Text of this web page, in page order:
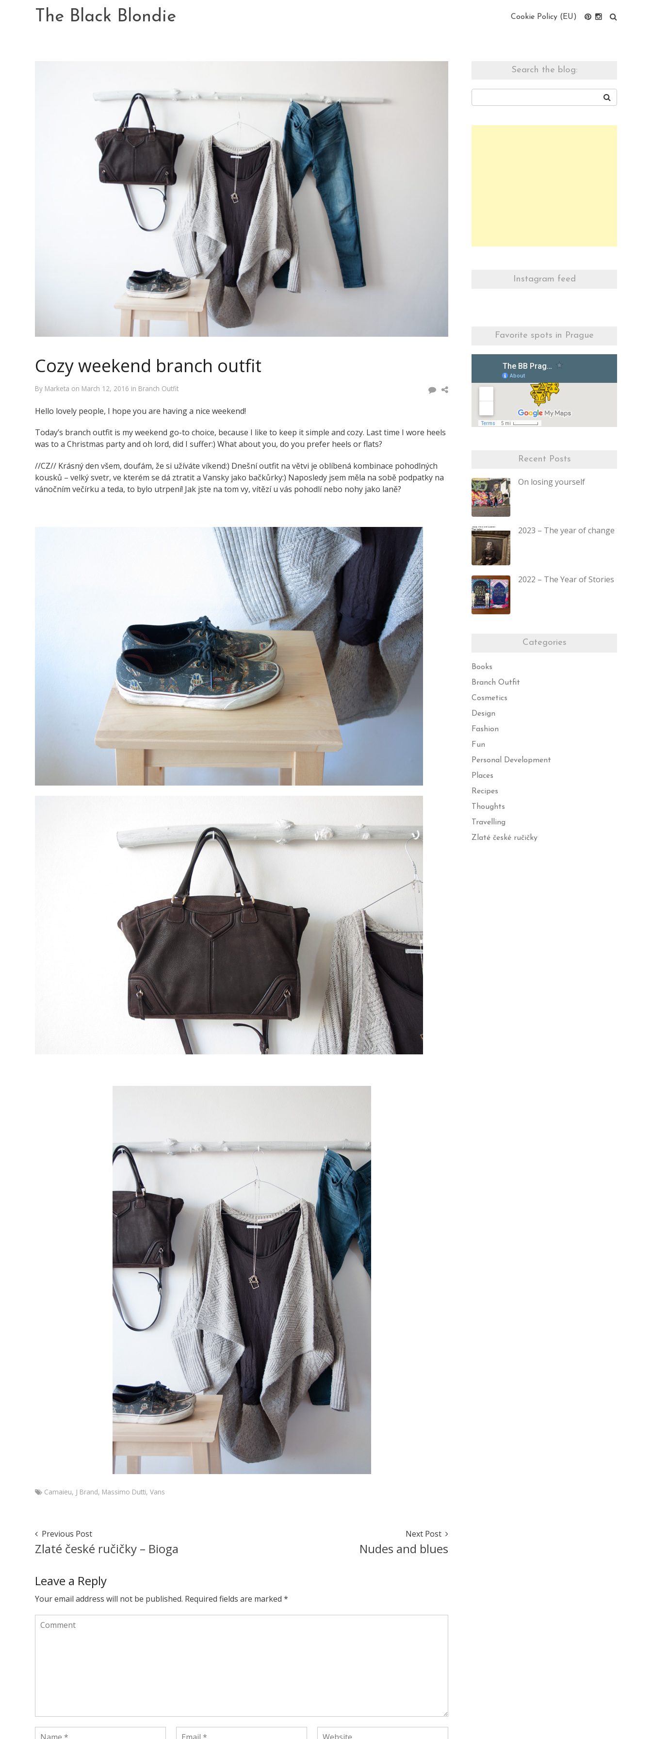
The Black Blondie Cookie Policy (EU)
Cozy weekend branch outfit
By Marketa on March 12, 2016 in Branch Outfit
Hello lovely people, I hope you are having a nice weekend!
Today’s branch outfit is my weekend go-to choice, because I like to keep it simple and cozy. Last time I wore heels
was to a Christmas party and oh lord, did I suffer:) What about you, do you prefer heels or flats?
//CZ// Krásný den všem, doufám, že si užíváte víkend:) Dnešní outfit na větvi je oblíbená kombinace pohodlných
kousků – velký svetr, ve kterém se dá ztratit a Vansky jako bačkůrky:) Naposledy jsem měla na sobě podpatky na
vánočním večírku a teda, to bylo utrpení! Jak jste na tom vy, vítězí u vás pohodlí nebo nohy jako laně?
Camaieu, J Brand, Massimo Dutti, Vans
branch
outfit
2016March
12,
Post
Navigation
Previous Post
Zlaté české ručičky – Bioga
Next Post
Nudes and blues
Leave a Reply
Your email address will not be published. Required fields are marked *
Search the blog:
Instagram feed
Favorite spots in Prague
Recent Posts
On losing yourself
2023 – The year of change
2022 – The Year of Stories
Categories
Books
Branch Outfit
Cosmetics
Design
Fashion
Fun
Personal Development
Places
Recipes
Thoughts
Travelling
Zlaté české ručičky